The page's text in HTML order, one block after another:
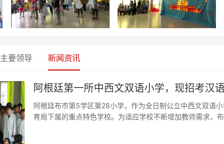
主要领导 新闻资讯
阿根廷第一所中西文双语小学，现招考汉
阿根廷布市第5学区第28小学，作为全日制公立中西文双语
育局下属的重点特色学校。为适应学校不断增加教师需求，